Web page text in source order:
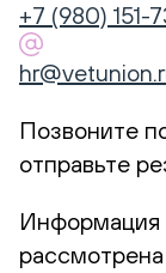
+7 (980) 151-
Позвоните
отправьте
Информация